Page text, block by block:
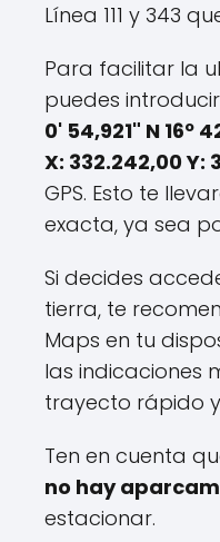
Línea 111 y 343
Para facilitar la
puedes
0' 54,921" N 16º
X: 332.242,00 Y:
GPS. Esto te
exacta, ya sea
Si decides
tierra, te
Maps en tu
las indicaciones
trayecto rápido
Ten en cuenta
no hay
estacionar.